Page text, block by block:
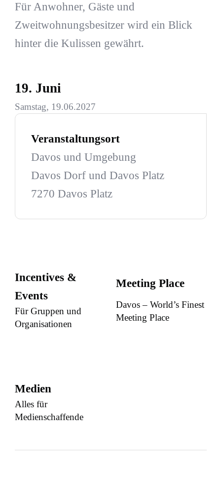
Für Anwohner, Gäste und
Zweitwohnungsbesitzer wird ein Blick
hinter die Kulissen gewährt.
19. Juni
Samstag, 19.06.2027
Veranstaltungsort
Davos und Umgebung
Davos Dorf und Davos Platz
7270 Davos Platz
Incentives &
Events
Für Gruppen und
Organisationen
Meeting Place
Davos – World’s Finest
Meeting Place
Medien
Alles für
Medienschaffende